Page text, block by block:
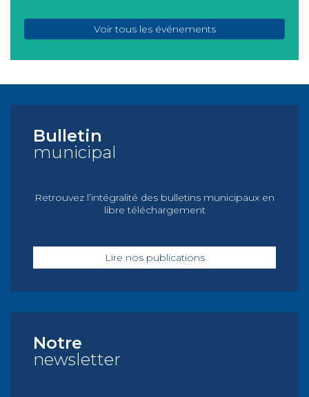
Voir tous les événements
Bulletin
municipal
Retrouvez l’intégralité des bulletins municipaux en
libre téléchargement
Lire nos publications
Notre
newsletter